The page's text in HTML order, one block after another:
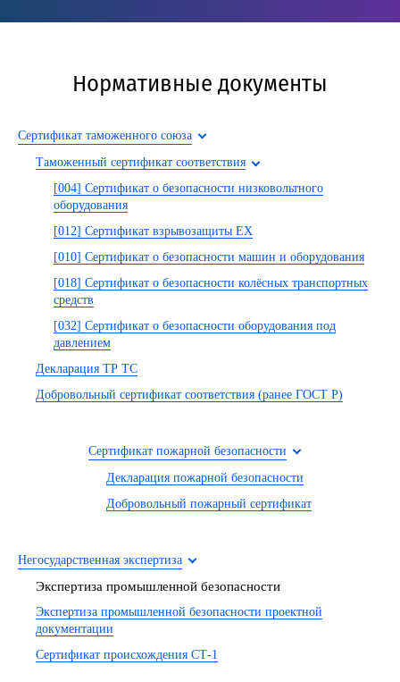
Нормативные документы
Сертификат таможенного союза
Таможенный сертификат соответствия
[004] Сертификат о безопасности низковольтного
оборудования
[012] Сертификат взрывозащиты EX
[010] Сертификат о безопасности машин и оборудования
[018] Сертификат о безопасности колёсных транспортных
средств
[032] Сертификат о безопасности оборудования под
давлением
Декларация ТР ТС
Добровольный сертификат соответствия (ранее ГОСТ Р)
Сертификат пожарной безопасности
Декларация пожарной безопасности
Добровольный пожарный сертификат
Негосударственная экспертиза
Экспертиза промышленной безопасности
Экспертиза промышленной безопасности проектной
документации
Сертификат происхождения СТ-1